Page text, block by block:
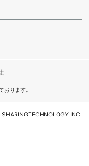
おります。
INC.